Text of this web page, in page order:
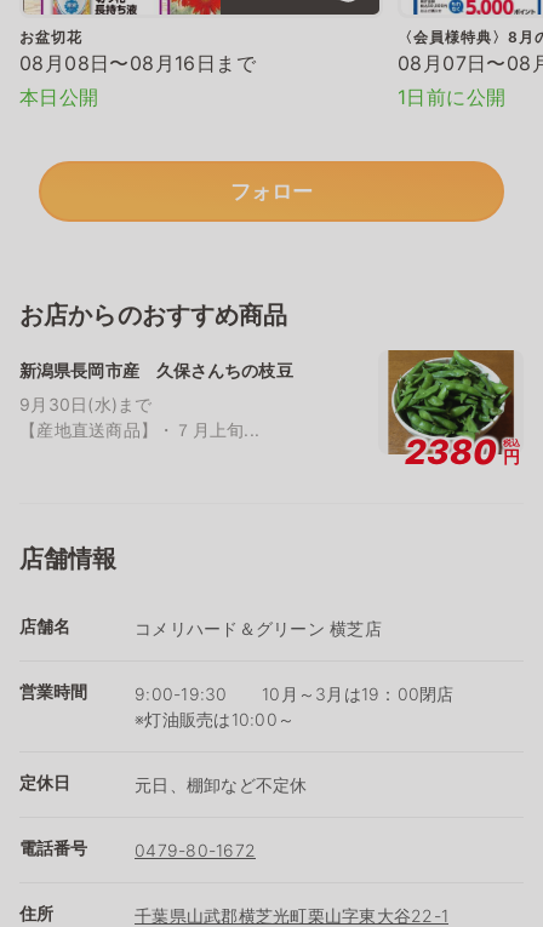
お盆切花
08月08日〜08月16日まで
本日公開
〈会員様特典〉8
08月07日〜08
1日前に公開
フォロー
お店からのおすすめ商品
新潟県長岡市産 久保さんちの枝豆
9月30日(水)まで
【産地直送商品】・７月上旬...
2380 税込
円
店舗情報
店舗名 コメリハード＆グリーン 横芝店
営業時間
9:00-19:30 10月～3月は19：00閉店
※灯油販売は10:00～
定休日 元日、棚卸など不定休
電話番号 0479-80-1672
住所 千葉県山武郡横芝光町栗山字東大谷22-1